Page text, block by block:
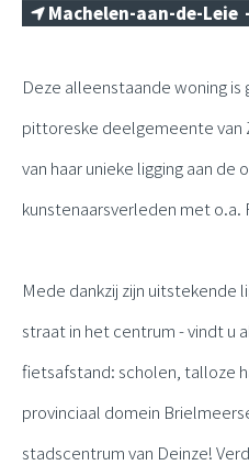
Machelen-aan-de-Leie -
Deze alleenstaande woning
pittoreske deelgemeente van
van haar unieke ligging aan de
kunstenaarsverleden met o.a.
Mede dankzij zijn uitstekende
straat in het centrum - vindt u
fietsafstand: scholen, talloze
provinciaal domein
stadscentrum van Deinze!